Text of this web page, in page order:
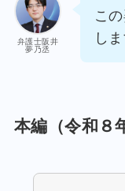
弁護士阪井
夢乃丞
こ
し
本編（令和８